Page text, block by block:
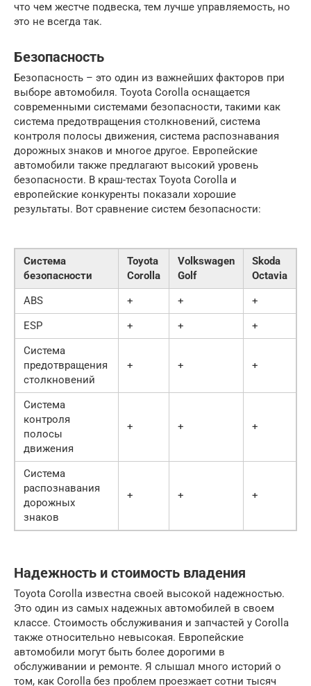
что чем жестче подвеска, тем лучше управляемость, но
это не всегда так.
Безопасность
Безопасность – это один из важнейших факторов при
выборе автомобиля. Toyota Corolla оснащается
современными системами безопасности, такими как
система предотвращения столкновений, система
контроля полосы движения, система распознавания
дорожных знаков и многое другое. Европейские
автомобили также предлагают высокий уровень
безопасности. В краш-тестах Toyota Corolla и
европейские конкуренты показали хорошие
результаты. Вот сравнение систем безопасности:
Система
безопасности
Toyota
Corolla
Volkswagen
Golf
Skoda
Octavia
ABS
+ +
+
ESP
+ +
+
Система
предотвращения
столкновений
+ + +
Система
контроля
полосы
движения
+ + +
Система
распознавания
дорожных
знаков
+ + +
Надежность и стоимость владения
Toyota Corolla известна своей высокой надежностью.
Это один из самых надежных автомобилей в своем
классе. Стоимость обслуживания и запчастей у Corolla
также относительно невысокая. Европейские
автомобили могут быть более дорогими в
обслуживании и ремонте. Я слышал много историй о
том, как Corolla без проблем проезжает сотни тысяч